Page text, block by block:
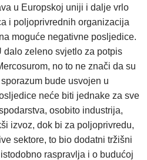
u Europskoj uniji i dalje vrlo
i poljoprivrednih organizacija
moguće negativne posljedice.
dalo zeleno svjetlo za potpis
no to ne znači da su
bude usvojen u
neće biti jednake za sve
osobito industrija,
izvoz, dok bi za poljoprivredu,
sektore, to bio dodatni tržišni
raspravlja i o budućoj